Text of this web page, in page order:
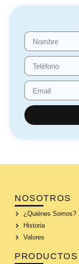
NOSOTROS
¿Quiénes Somos?
Historia
Valores
PRODUCTOS